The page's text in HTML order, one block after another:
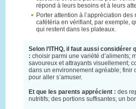
répond à leurs besoins et à leurs
Porter attention à l’appréciation des
cafétéria en vérifiant, par exemple,
qui restent dans les plateaux.
Selon l’ITHQ, il faut aussi considérer
: choisir parmi une variété d’aliments;
savoureux et attrayants visuellement;
dans un environnement agréable; finir
pour aller s’amuser.
Et que les parents apprécient : des
nutritifs; des portions suffisantes; un